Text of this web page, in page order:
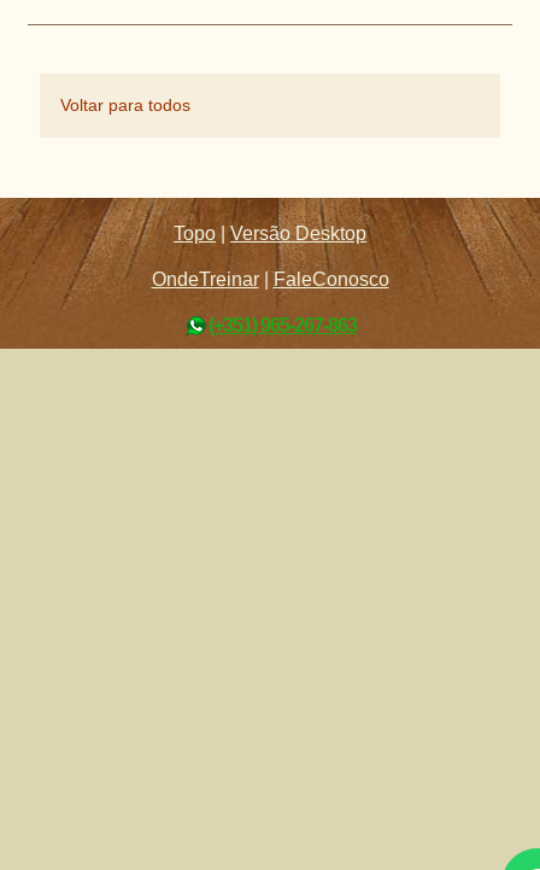
Voltar para todos
Topo |Versão Desktop
OndeTreinar| FaleConosco
(+351) 965-267-863